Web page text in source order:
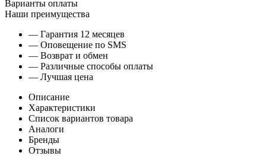
Варианты оплаты
Наши преимущества
— Гарантия 12 месяцев
— Оповещение по SMS
— Возврат и обмен
— Различные способы оплаты
— Лучшая цена
Описание
Характеристики
Список вариантов товара
Аналоги
Бренды
Отзывы